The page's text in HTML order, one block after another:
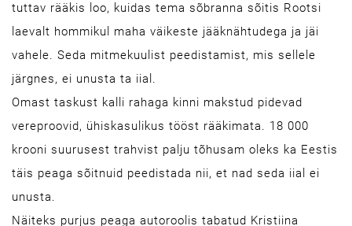
tuttav rääkis loo, kuidas tema sõbranna sõitis Rootsi
laevalt hommikul maha väikeste jääknähtudega ja jäi
vahele. Seda mitmekuulist peedistamist, mis sellele
järgnes, ei unusta ta iial.
Omast taskust kalli rahaga kinni makstud pidevad
vereproovid, ühiskasulikus tööst rääkimata. 18 000
krooni suurusest trahvist palju tõhusam oleks ka Eestis
täis peaga sõitnuid peedistada nii, et nad seda iial ei
unusta.
Näiteks purjus peaga autoroolis tabatud Kristiina